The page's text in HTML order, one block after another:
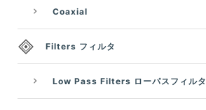
Coaxial
Filters フィルタ
Low Pass Filters ローパスフィルタ